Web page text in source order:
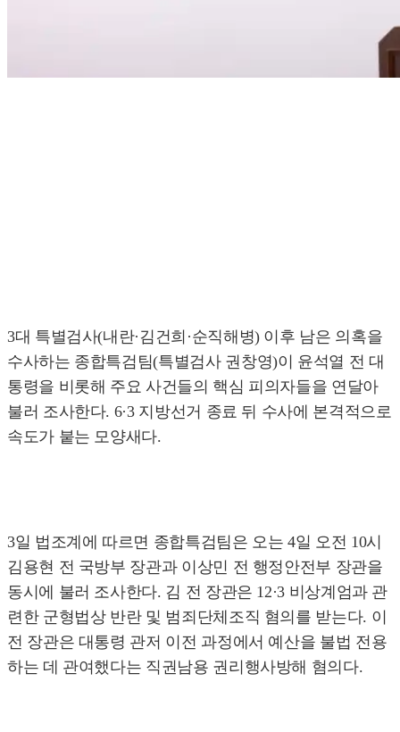
3대 특별검사(내란·김건희·순직해병) 이후 남은 의혹을
수사하는 종합특검팀(특별검사 권창영)이 윤석열 전 대
통령을 비롯해 주요 사건들의 핵심 피의자들을 연달아
불러 조사한다. 6·3 지방선거 종료 뒤 수사에 본격적으로
속도가 붙는 모양새다.
3일 법조계에 따르면 종합특검팀은 오는 4일 오전 10시
김용현 전 국방부 장관과 이상민 전 행정안전부 장관을
동시에 불러 조사한다. 김 전 장관은 12·3 비상계엄과 관
련한 군형법상 반란 및 범죄단체조직 혐의를 받는다. 이
전 장관은 대통령 관저 이전 과정에서 예산을 불법 전용
하는 데 관여했다는 직권남용 권리행사방해 혐의다.